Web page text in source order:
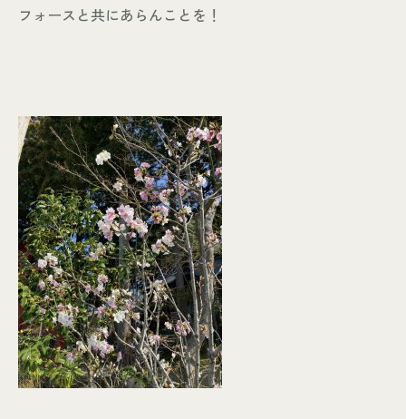
フォースと共にあらんことを！